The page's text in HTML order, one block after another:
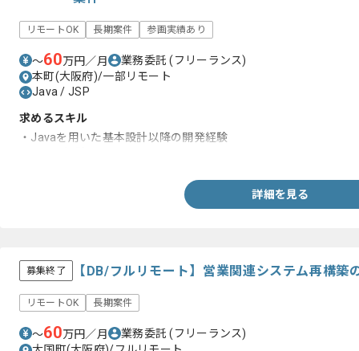
リモートOK 長期案件 参画実績あり
〜60万円／月 業務委託(フリーランス)
本町(大阪府)/一部リモート
Java / JSP
求めるスキル
・Javaを用いた基本設計以降の開発経験
詳細を見る
募集終了 【DB/フルリモート】営業関連システム再構築
リモートOK 長期案件
〜60万円／月 業務委託(フリーランス)